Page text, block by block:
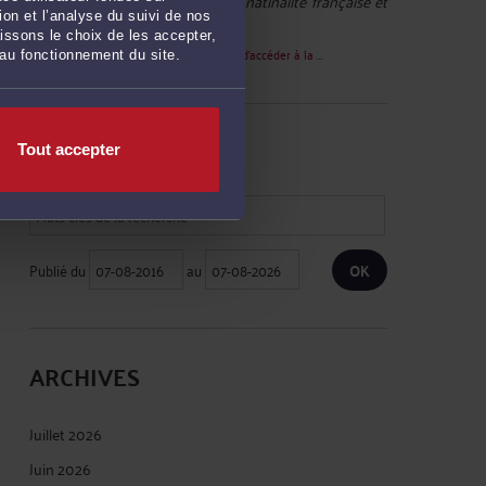
et l’analyse du suivi de nos
le choix de les accepter,
fonctionnement du site.
Tout accepter
on m'a ... »
Le 19 août 2024 à 07:08surLes moyens d'accéder à la ...
RECHERCHE
Publié du au
ARCHIVES
Juillet 2026
Juin 2026